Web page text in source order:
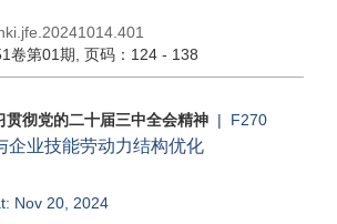
卷第01期 , 页码：124 - 138
贯彻党的二十届三中全会精神 | F270
企业技能劳动力结构优化
Nov 20, 2024